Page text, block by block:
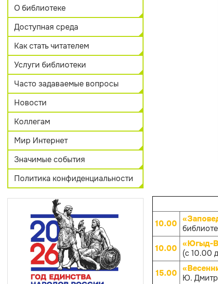
О библиотеке
Доступная среда
Как стать читателем
Услуги библиотеки
Часто задаваемые вопросы
Новости
Коллегам
Мир Интернет
Значимые события
Политика конфиденциальности
10.00
10.00 «Югыд-
(с 10.00
15.00
Ю.